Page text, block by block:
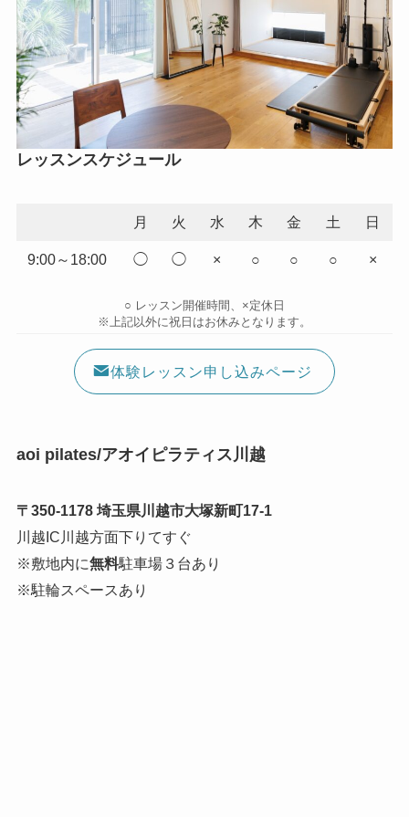
レッスンスケジュール
月 火 水 木 金 土 日
9:00～18:00 ◯ ◯ × ○ ○ ○ ×
○ レッスン開催時間、×定休日
※上記以外に祝日はお休みとなります。
体験レッスン申し込みページ
aoi pilates/アオイピラティス川越
〒350-1178 埼玉県川越市大塚新町17-1
川越IC川越方面下りてすぐ
※敷地内に無料駐車場３台あり
※駐輪スペースあり